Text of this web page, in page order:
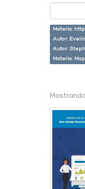
Materia:
Autor:
Autor:
Materia: